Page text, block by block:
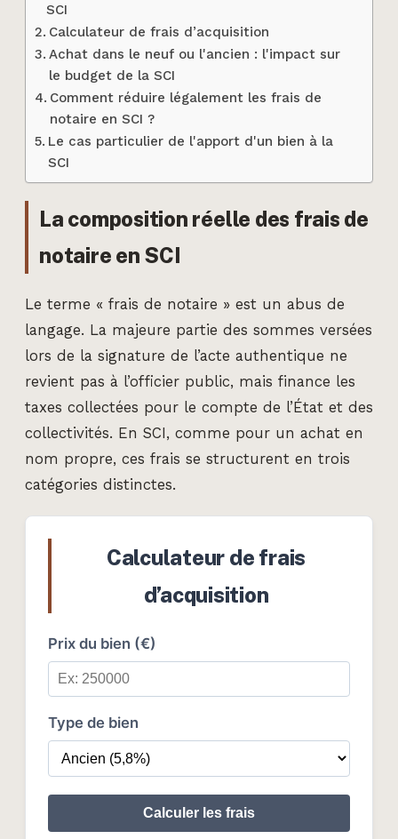
SCI
Calculateur de frais d’acquisition
Achat dans le neuf ou l'ancien : l'impact sur
le budget de la SCI
Comment réduire légalement les frais de
notaire en SCI ?
Le cas particulier de l'apport d'un bien à la
SCI
La composition réelle des frais de
notaire en SCI
Le terme « frais de notaire » est un abus de
langage. La majeure partie des sommes versées
lors de la signature de l’acte authentique ne
revient pas à l’officier public, mais finance les
taxes collectées pour le compte de l’État et des
collectivités. En SCI, comme pour un achat en
nom propre, ces frais se structurent en trois
catégories distinctes.
Calculateur de frais
d’acquisition
Prix du bien (€)
Type de bien
Calculer les frais